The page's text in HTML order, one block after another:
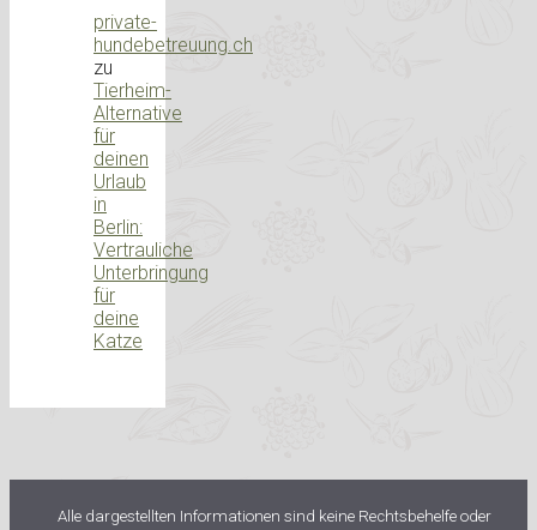
private-
hundebetreuung.ch
zu
Tierheim-
Alternative
für
deinen
Urlaub
in
Berlin:
Vertrauliche
Unterbringung
für
deine
Katze
Alle dargestellten Informationen sind keine Rechtsbehelfe oder